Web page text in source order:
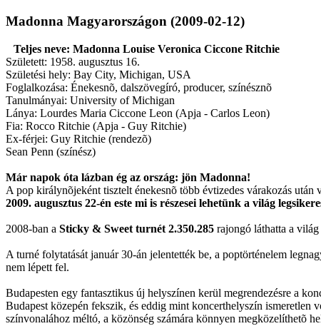
Madonna Magyarországon (2009-02-12)
Teljes neve: Madonna Louise Veronica Ciccone Ritchie
Született: 1958. augusztus 16.
Születési hely: Bay City, Michigan, USA
Foglalkozása: Énekesnõ, dalszövegíró, producer, színésznõ
Tanulmányai: University of Michigan
Lánya: Lourdes Maria Ciccone Leon (Apja - Carlos Leon)
Fia: Rocco Ritchie (Apja - Guy Ritchie)
Ex-férjei: Guy Ritchie (rendezõ)
Sean Penn (színész)
Már napok óta lázban ég az ország: jön Madonna!
A pop királynõjeként tisztelt énekesnõ több évtizedes várakozás
2009. augusztus 22-én este mi is részesei lehetünk a világ
2008-ban a Sticky & Sweet turnét 2.350.285 rajongó láthatta a
A turné folytatását január 30-án jelentették be, a poptörténelem
nem lépett fel.
Budapesten egy fantasztikus új helyszínen kerül megrendezésre a
Budapest közepén fekszik, és eddig mint koncerthelyszín ismeretlen
színvonalához méltó, a közönség számára könnyen megközelíthetõ